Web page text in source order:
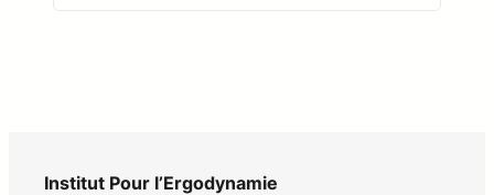
Institut Pour l’Ergodynamie